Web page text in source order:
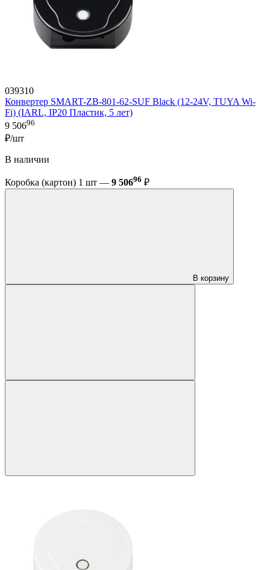
039310
Конвертер SMART-ZB-801-62-SUF Black (12-24V, TUYA Wi-
Fi) (IARL, IP20 Пластик, 5 лет)
9 50696
₽/шт
В наличии
Коробка (картон) 1 шт — 9 50696 ₽
В корзину